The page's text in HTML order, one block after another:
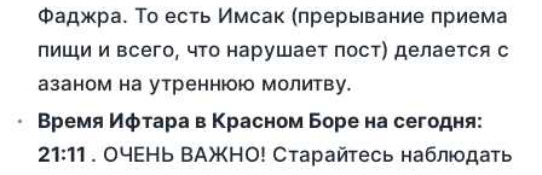
Фаджра. То есть Имсак (прерывание приема
пищи и всего, что нарушает пост) делается с
азаном на утреннюю молитву.
Время Ифтара в Красном Боре на сегодня:
21:11 . ОЧЕНЬ ВАЖНО! Старайтесь наблюдать